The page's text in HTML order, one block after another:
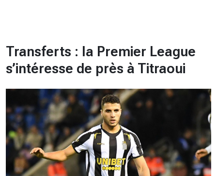
Transferts : la Premier League
s’intéresse de près à Titraoui